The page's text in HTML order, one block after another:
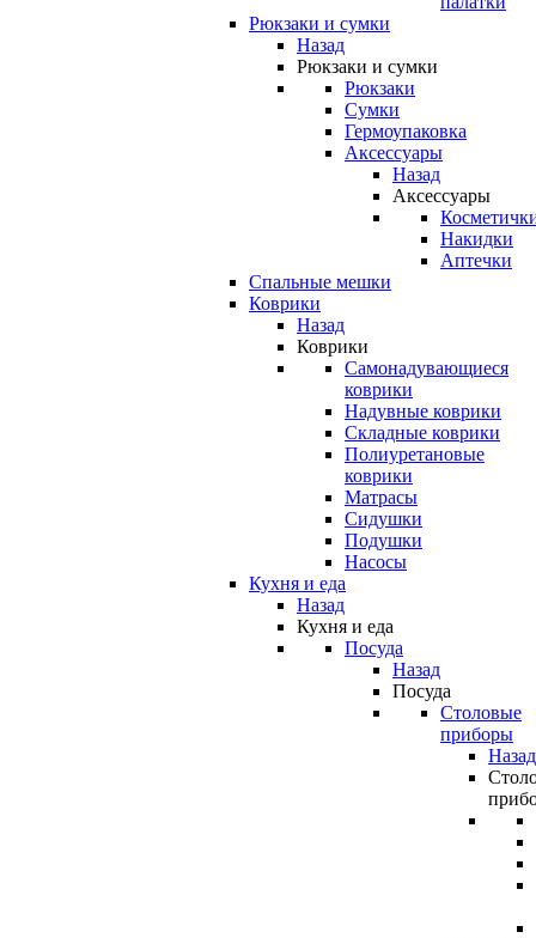
Рюкзаки и сумки
Назад
Рюкзаки и сумки
Рюкзаки
Сумки
Гермоупаковка
Аксессуары
Назад
Аксессуары
Накидки
Аптечки
Спальные мешки
Коврики
Назад
Коврики
Самонадувающиеся
коврики
Надувные коврики
Складные коврики
Полиуретановые
коврики
Матрасы
Сидушки
Подушки
Насосы
Кухня и еда
Назад
Кухня и еда
Посуда
Назад
Посуда
Столовые
приборы
Назад